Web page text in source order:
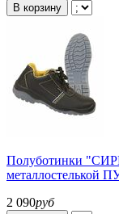
В корзину
Полуботинки
металлостелькой
2 090руб